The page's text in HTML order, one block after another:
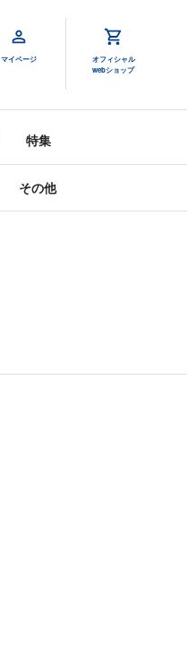
マイページ
オフィシャル
webショップ
特集
その他